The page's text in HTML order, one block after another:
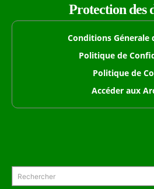
Protection des
Conditions Génerale
Politique de
Politique de
Accéder aux
Rechercher